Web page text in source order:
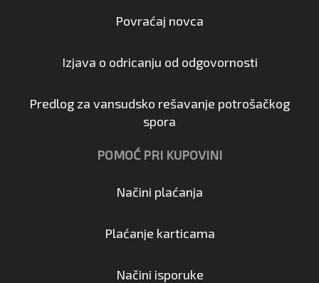
Povraćaj novca
Izjava o odricanju od odgovornosti
Predlog za vansudsko rešavanje potrošačkog
spora
POMOĆ PRI KUPOVINI
Načini plaćanja
Plaćanje karticama
Načini isporuke